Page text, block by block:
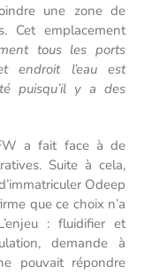
une zone de
Cet emplacement
tous les ports
endroit l’eau est
puisqu’il y a des
a fait face à de
Suite à cela,
Odeep
que ce choix n’a
: fluidifier et
demande à
pouvait répondre